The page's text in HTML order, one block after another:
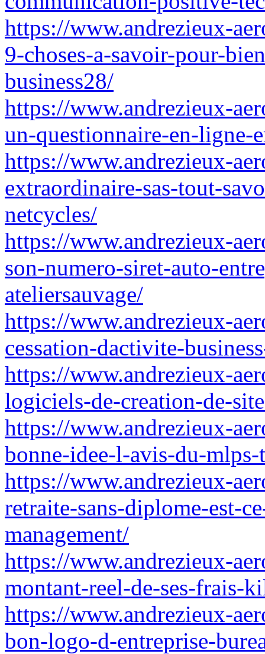
https://www.andrezieux-
9-choses-a-savoir-pour-
business28/
https://www.andrezieux-
un-questionnaire-en-ligne-
https://www.andrezieux-
extraordinaire-sas-tout-
netcycles/
https://www.andrezieux-
son-numero-siret-auto-
ateliersauvage/
https://www.andrezieux-
cessation-dactivite-
https://www.andrezieux-
logiciels-de-creation-de-
https://www.andrezieux-
bonne-idee-l-avis-du-mlps-
https://www.andrezieux-
retraite-sans-diplome-est-
management/
https://www.andrezieux-
montant-reel-de-ses-frais-
https://www.andrezieux-
bon-logo-d-entreprise-